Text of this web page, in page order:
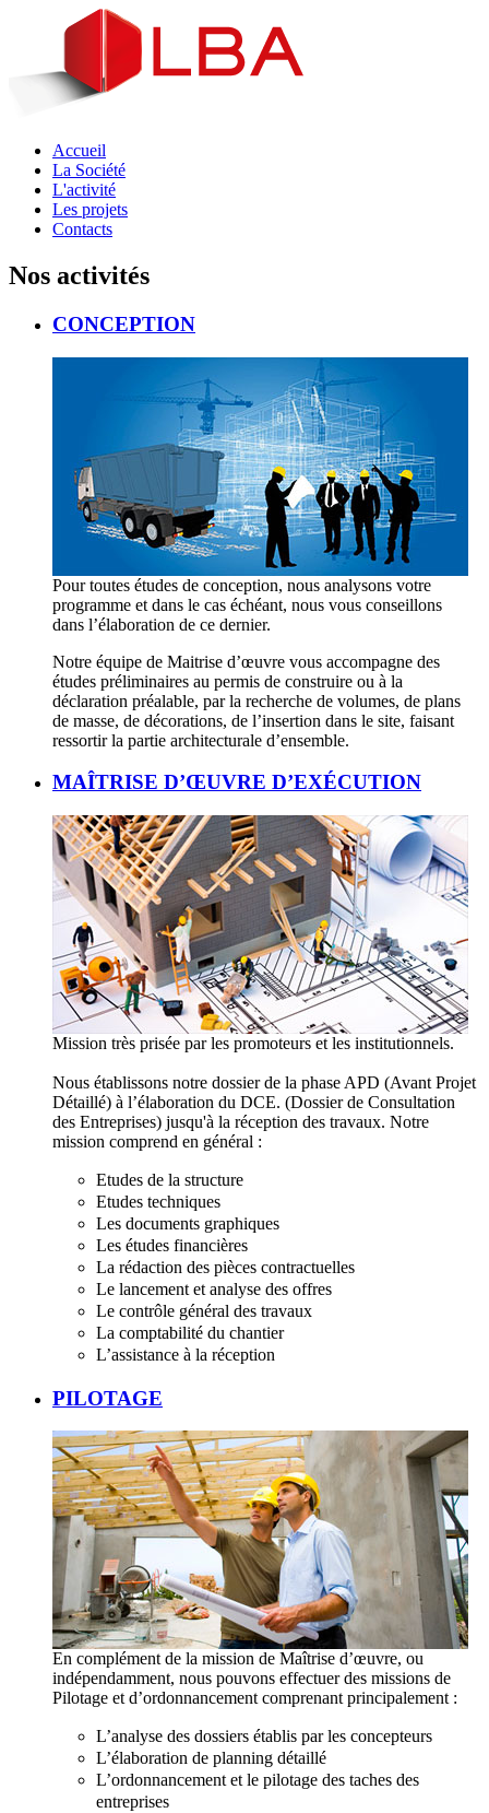
Accueil
La Société
L'activité
Les projets
Contacts
Nos activités
CONCEPTION
Pour toutes études de conception, nous analysons votre
programme et dans le cas échéant, nous vous conseillons
dans l’élaboration de ce dernier.
Notre équipe de Maitrise d’œuvre vous accompagne des
études préliminaires au permis de construire ou à la
déclaration préalable, par la recherche de volumes, de plans
de masse, de décorations, de l’insertion dans le site, faisant
ressortir la partie architecturale d’ensemble.
MAÎTRISE D’ŒUVRE D’EXÉCUTION
Mission très prisée par les promoteurs et les institutionnels.
Nous établissons notre dossier de la phase APD (Avant Projet
Détaillé) à l’élaboration du DCE. (Dossier de Consultation
des Entreprises) jusqu'à la réception des travaux. Notre
mission comprend en général :
Etudes de la structure
Etudes techniques
Les documents graphiques
Les études financières
La rédaction des pièces contractuelles
Le lancement et analyse des offres
Le contrôle général des travaux
La comptabilité du chantier
L’assistance à la réception
PILOTAGE
En complément de la mission de Maîtrise d’œuvre, ou
indépendamment, nous pouvons effectuer des missions de
Pilotage et d’ordonnancement comprenant principalement :
L’analyse des dossiers établis par les concepteurs
L’élaboration de planning détaillé
L’ordonnancement et le pilotage des taches des
entreprises